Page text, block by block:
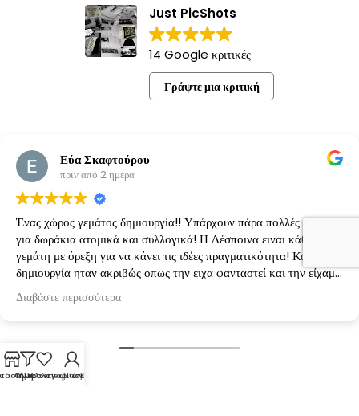
Just PicShots
14 Google κριτικές
Γράψτε μια κριτική
Εύα Σκαφτούρου
πριν από 2 ημέρα
Ένας χώρος γεμάτος δημιουργία!! Υπάρχουν πάρα πολλές ιδέες
για δωράκια ατομικά και συλλογικά! Η Δέσποινα ειναι κάθε φορά
γεμάτη με όρεξη για να κάνει τις ιδέες πραγματικότητα! Κάθε
δημιουργία ηταν ακριβώς οπως την ειχα φανταστεί και την είχαμε
κανονίσει!
Διαβάστε περισσότερα
Φίλτρα
Λίστα επιθυμιών
Ο λογαριασμός μου